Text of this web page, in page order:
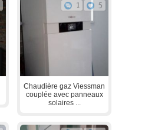
1 5
Chaudière gaz Viessman
couplée avec panneaux
solaires ...